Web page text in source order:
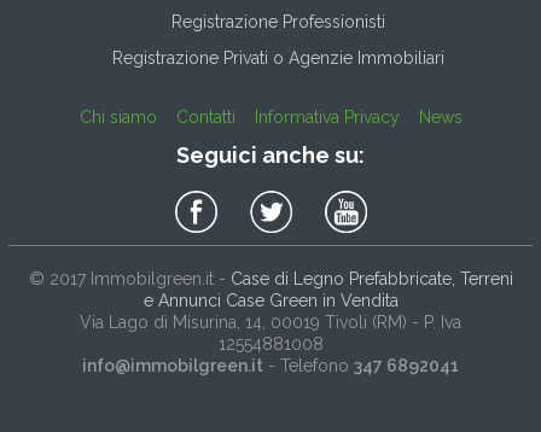
Registrazione Professionisti
Registrazione Privati o Agenzie Immobiliari
Chi siamo Contatti Informativa Privacy News
Seguici anche su:
© 2017 Immobilgreen.it- Case di Legno Prefabbricate, Terreni
e Annunci Case Green in Vendita
Via Lago di Misurina, 14 , 00019 Tivoli (RM) - P. Iva
12554881008
info@immobilgreen.it - Telefono 347 6892041